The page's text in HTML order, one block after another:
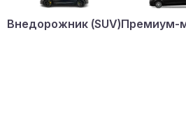
Внедорожник (SUV)Премиум-